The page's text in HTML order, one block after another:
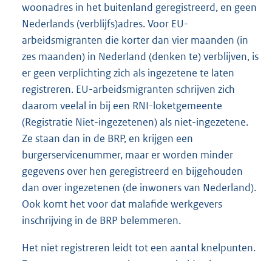
woonadres in het buitenland geregistreerd, en geen
Nederlands (verblijfs)adres. Voor EU-
arbeidsmigranten die korter dan vier maanden (in
zes maanden) in Nederland (denken te) verblijven, is
er geen verplichting zich als ingezetene te laten
registreren. EU-arbeidsmigranten schrijven zich
daarom veelal in bij een RNI-loketgemeente
(Registratie Niet-ingezetenen) als niet-ingezetene.
Ze staan dan in de BRP, en krijgen een
burgerservicenummer, maar er worden minder
gegevens over hen geregistreerd en bijgehouden
dan over ingezetenen (de inwoners van Nederland).
Ook komt het voor dat malafide werkgevers
inschrijving in de BRP belemmeren.
Het niet registreren leidt tot een aantal knelpunten.